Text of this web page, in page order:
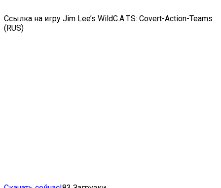
Ссылка на игру Jim Lee’s WildC.A.T.S: Covert-Action-Teams
(RUS)